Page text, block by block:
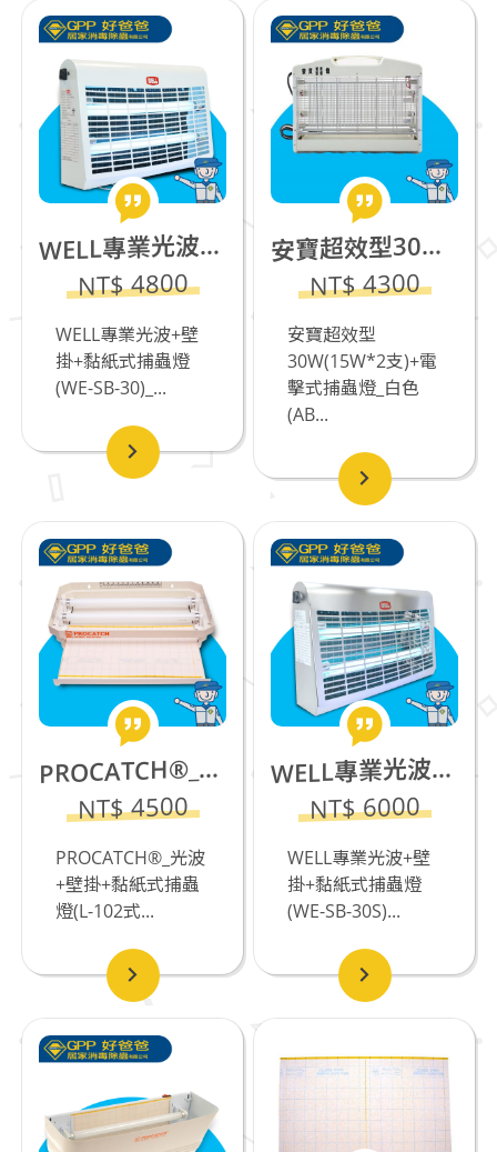
WELL專業光波+壁掛+黏紙式捕蟲燈(WE-SB-30)_食品工廠專用
NT$ 4800
WELL專業光波+壁
掛+黏紙式捕蟲燈
(WE-SB-30)_...
安寶超效型30W(15W*2支)+電擊式捕蟲燈_白色(AB-9030)
NT$ 4300
安寶超效型
30W(15W*2支)+電
擊式捕蟲燈_白色
(AB...
PROCATCH®_光波+壁掛+黏紙式捕蟲燈(L-102)
NT$ 4500
PROCATCH®_光波
+壁掛+黏紙式捕蟲
燈(L-102式...
WELL專業光波+壁掛+黏紙式捕蟲燈(WE-SB-30S)__食品工廠專用
NT$ 6000
WELL專業光波+壁
掛+黏紙式捕蟲燈
(WE-SB-30S)...